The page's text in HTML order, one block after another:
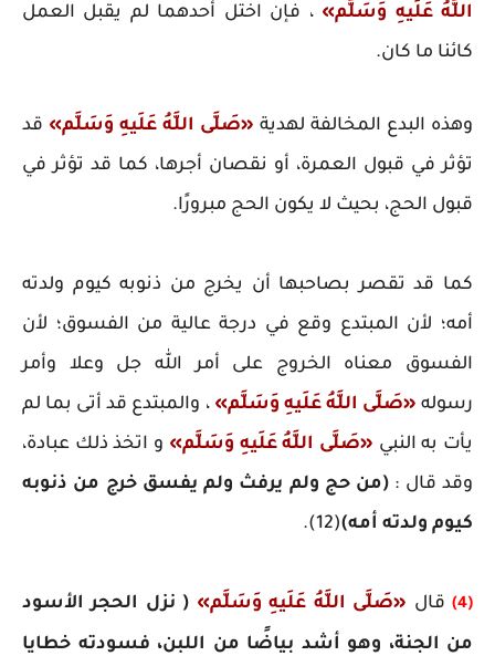
اللَّهُ عَلَيهِ وَسَلَّم» ، فإن اختل أحدهما لم يقبل العمل
كائنا ما كان.
وهذه البدع المخالفة لهدية «صَلَّى اللَّهُ عَلَيهِ وَسَلَّم» قد
تؤثر في قبول العمرة، أو نقصان أجرها، كما قد تؤثر في
قبول الحج، بحيث لا يكون الحج مبرورًا.
كما قد تقصر بصاحبها أن يخرج من ذنوبه كيوم ولدته
أمه؛ لأن المبتدع وقع في درجة عالية من الفسوق؛ لأن
الفسوق معناه الخروج على أمر الله جل وعلا وأمر
رسوله «صَلَّى اللَّهُ عَلَيهِ وَسَلَّم» ، والمبتدع قد أتى بما لم
يأت به النبي «صَلَّى اللَّهُ عَلَيهِ وَسَلَّم» و اتخذ ذلك عبادة،
وقد قال : (من حج ولم يرفث ولم يفسق خرج من ذنوبه
كيوم ولدته أمه)(12).
(4) قال «صَلَّى اللَّهُ عَلَيهِ وَسَلَّم» ( نزل الحجر الأسود
من الجنة، وهو أشد بياضًا من اللبن، فسودته خطايا